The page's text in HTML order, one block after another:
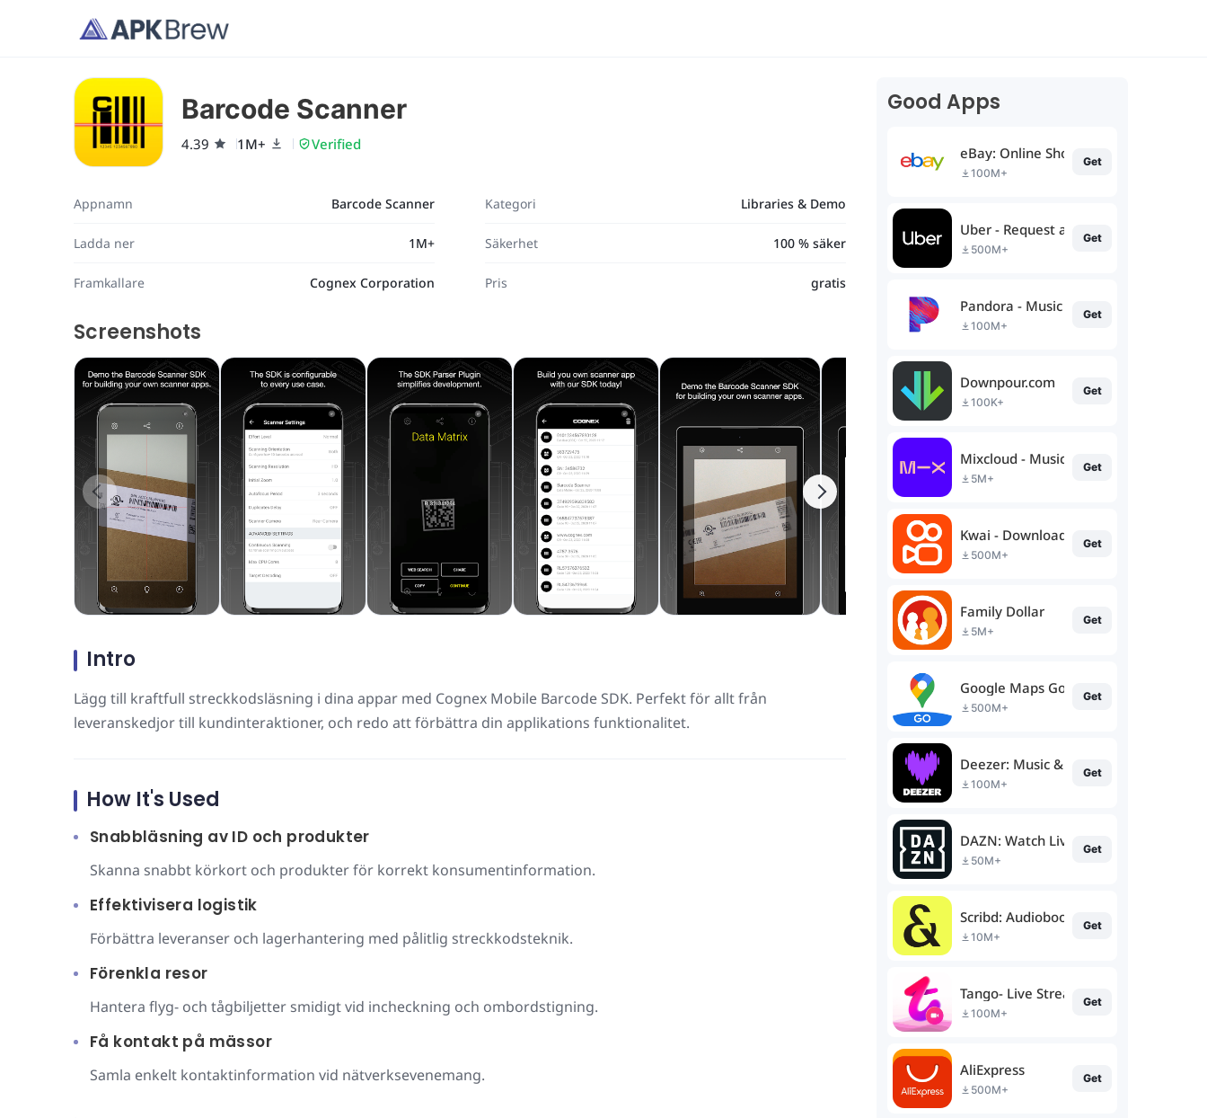
Barcode Scanner
4.39 1M+ Verified
Appnamn Barcode Scanner Kategori Libraries & Demo
Ladda ner 1M+ Säkerhet 100 % säker
Framkallare Cognex Corporation Pris gratis
Screenshots
Intro
Lägg till kraftfull streckkodsläsning i dina appar med Cognex Mobile Barcode SDK. Perfekt för allt från
leveranskedjor till kundinteraktioner, och redo att förbättra din applikations funktionalitet.
How It's Used
Snabbläsning av ID och produkter
Skanna snabbt körkort och produkter för korrekt konsumentinformation.
Effektivisera logistik
Förbättra leveranser och lagerhantering med pålitlig streckkodsteknik.
Förenkla resor
Hantera flyg- och tågbiljetter smidigt vid incheckning och ombordstigning.
Få kontakt på mässor
Samla enkelt kontaktinformation vid nätverksevenemang.
Good Apps
eBay: Online Shopping Deals
100M+
Get
Uber - Request a ride
500M+
Get
Pandora - Music & Podcasts
100M+
Get
Downpour.com
100K+
Get
Mixcloud - Music, Mixes & Live
5M+
Get
Kwai - Download & Share Video
500M+
Get
Family Dollar
5M+
Get
Google Maps Go
500M+
Get
Deezer: Music & Podcast Player
100M+
Get
DAZN: Watch Live Sports
50M+
Get
Scribd: Audiobooks & Ebooks
10M+
Get
Tango- Live Stream, Video Chat
100M+
Get
AliExpress
500M+
Get